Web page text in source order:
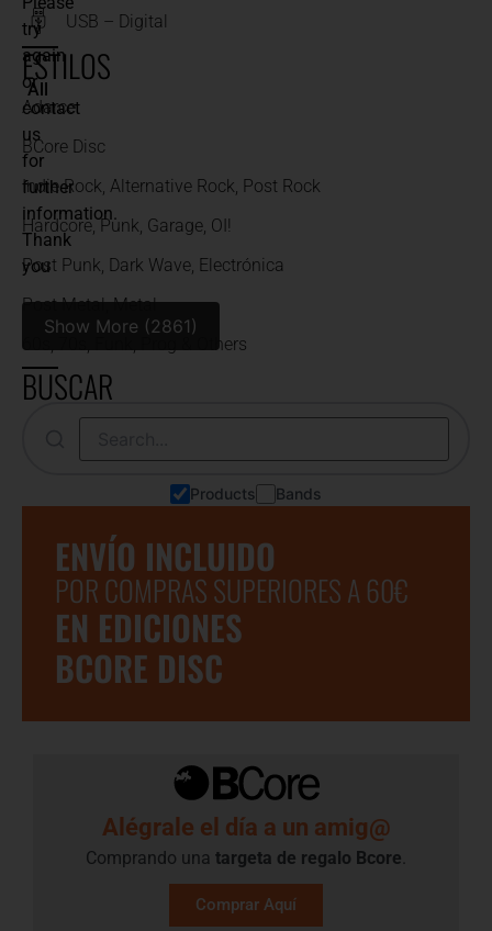
USB – Digital
ESTILOS
All
Adarce
BCore Disc
Indie Rock, Alternative Rock, Post Rock
Hardcore, Punk, Garage, OI!
Post Punk, Dark Wave, Electrónica
Post Metal, Metal
60s, 70s, Funk, Prog & Others
BUSCAR
Products Bands
ENVÍO INCLUIDO
POR COMPRAS SUPERIORES A 60€
EN EDICIONES
BCORE DISC
Alégrale el día a un amig@
Comprando una targeta de regalo​ Bcore.
Comprar Aquí
try
again
or
contact
us
for
further
information.
Thank
you
Show More (2861)